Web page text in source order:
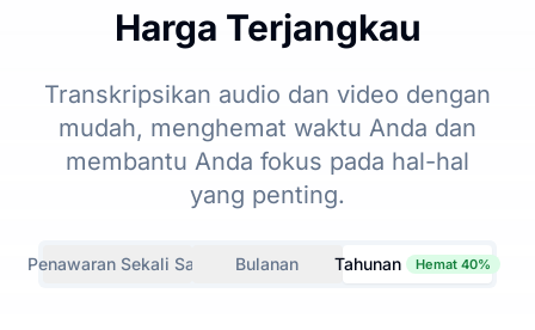
Harga Terjangkau
Transkripsikan audio dan video dengan
mudah, menghemat waktu Anda dan
membantu Anda fokus pada hal-hal
yang penting.
Penawaran Sekali Saja Bulanan Tahunan Hemat 40%